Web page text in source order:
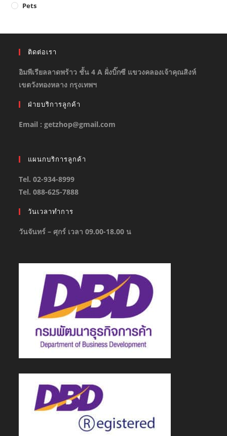
Pets
ติดต่อเรา
อิมพีเรียลลาดพร้าว ชั้น 4 A ฝั่งบิ๊กซี แขวงคลองเจ้าคุณสิงห์
เขตวังทองหลาง กรุงเทพฯ
ฝ่ายบริการลูกค้า
Email : getzhop@gmail.com
แผนกบริการลูกค้า
Tel. 02-934-8999
Tel. 088-625-7888
วันเวลาทำการ
วันจันทร์ – ศุกร์ เวลา 09.00-18.00 น